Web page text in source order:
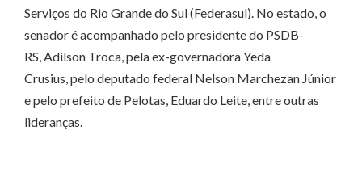
Serviços do Rio Grande do Sul (Federasul). No estado, o
senador é acompanhado pelo presidente do PSDB-
RS, Adilson Troca, pela ex-governadora Yeda
Crusius, pelo deputado federal Nelson Marchezan Júnior
e pelo prefeito de Pelotas, Eduardo Leite, entre outras
lideranças.